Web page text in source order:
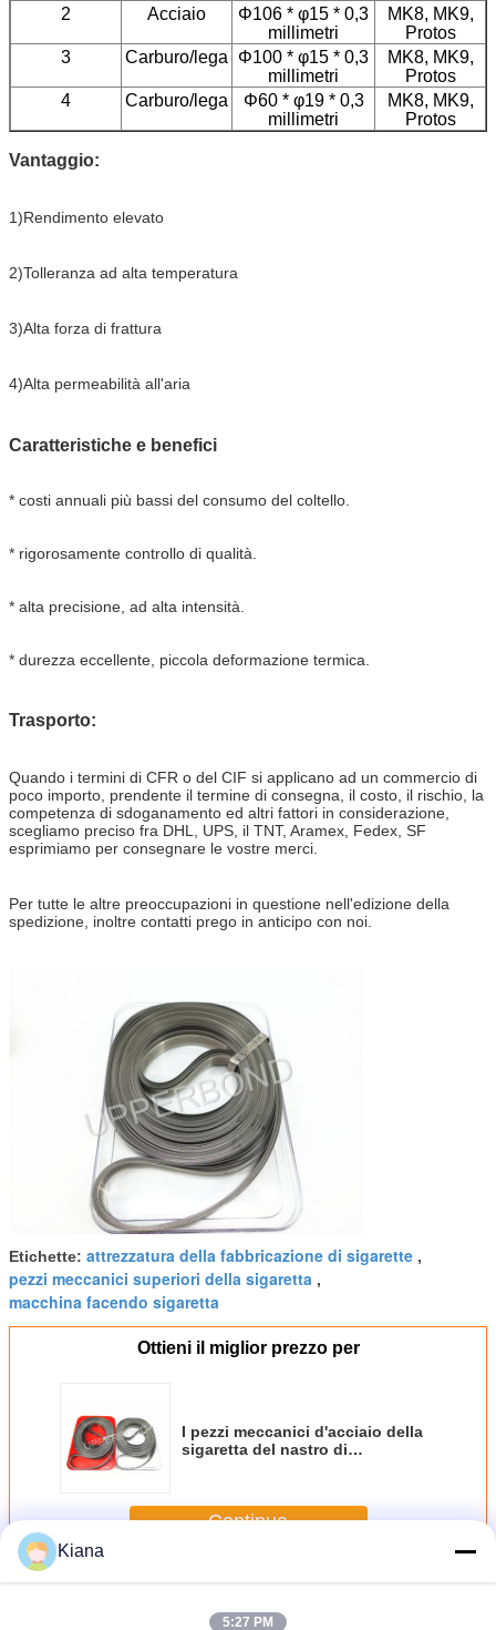
2
Acciaio
Φ106 * φ15 * 0,3
millimetri
MK8, MK9,
Protos
3
Carburo/lega
Φ100 * φ15 * 0,3
millimetri
MK8, MK9,
Protos
4
Carburo/lega
Φ60 * φ19 * 0,3
millimetri
MK8, MK9,
Protos
Vantaggio:
1)Rendimento elevato
2)Tolleranza ad alta temperatura
3)Alta forza di frattura
4)Alta permeabilità all'aria
Caratteristiche e benefici
* costi annuali più bassi del consumo del coltello.
* rigorosamente controllo di qualità.
* alta precisione, ad alta intensità.
* durezza eccellente, piccola deformazione termica.
Trasporto:
Quando i termini di CFR o del CIF si applicano ad un commercio di
poco importo, prendente il termine di consegna, il costo, il rischio, la
competenza di sdoganamento ed altri fattori in considerazione,
scegliamo preciso fra DHL, UPS, il TNT, Aramex, Fedex, SF
esprimiamo per consegnare le vostre merci.
Per tutte le altre preoccupazioni in questione nell'edizione della
spedizione, inoltre contatti prego in anticipo con noi.
Etichette: attrezzatura della fabbricazione di sigarette ,
pezzi meccanici superiori della sigaretta ,
macchina facendo sigaretta
Ottieni il miglior prezzo per
I pezzi meccanici d'acciaio della
sigaretta del nastro di
Continua
PiùParti della macchina di sigaretta
Kiana
5:27 PM